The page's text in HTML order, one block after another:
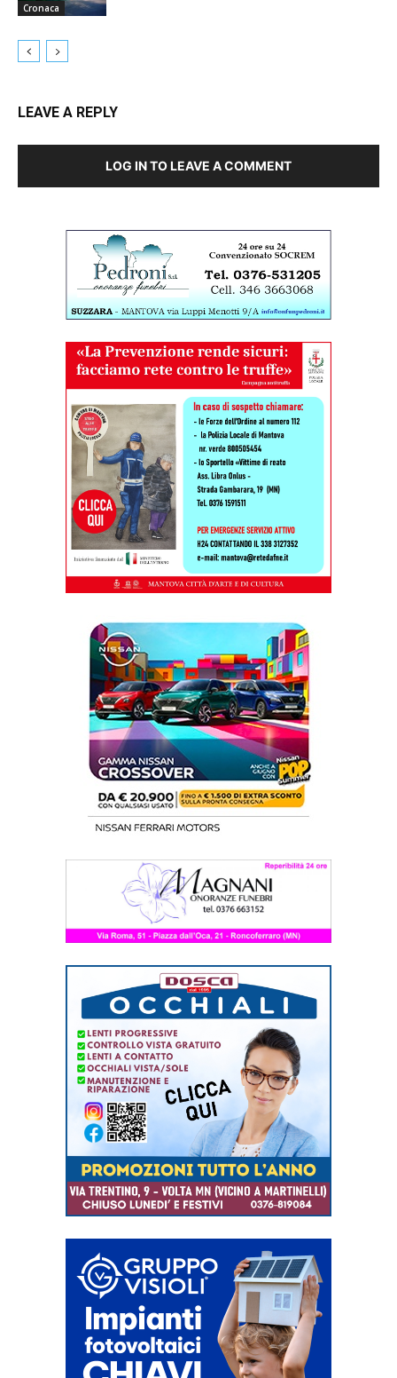
Cronaca
LEAVE A REPLY
LOG IN TO LEAVE A COMMENT